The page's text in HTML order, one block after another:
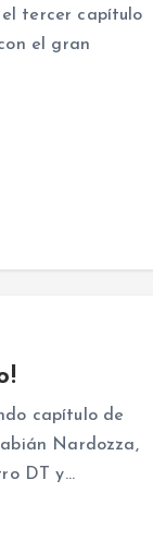
el tercer capítulo
el gran
capítulo de
Nardozza,
DT y…